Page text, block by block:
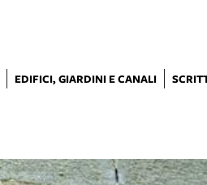
EDIFICI, GIARDINI E CANALI